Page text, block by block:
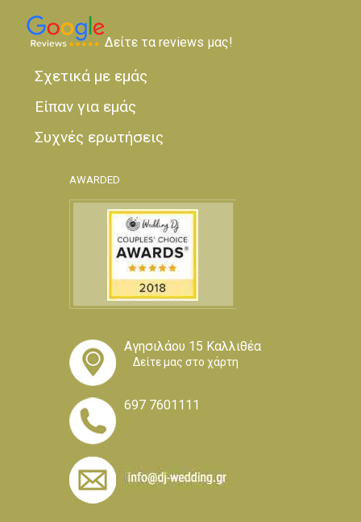
Δείτε τα reviews μας!
Σχετικά με εμάς
Είπαν για εμάς
Συχνές ερωτήσεις
AWARDED
Αγησιλάου 15 Καλλιθέα
Δείτε μας στο χάρτη
697 7601111